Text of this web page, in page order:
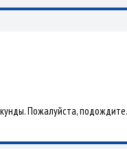
Пожалуйста, подождите.